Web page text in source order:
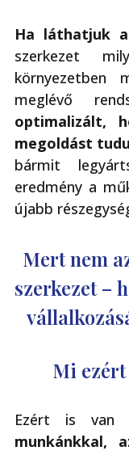
Ha láthatjuk
szerkezet
környezetben
meglévő
optimalizált,
megoldást
bármit
eredmény a
újabb
Mert nem
szerkezet –
Mi
Ezért is van
munkánkkal,